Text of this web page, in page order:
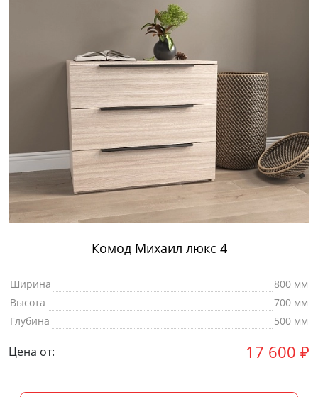
Комод Михаил люкс 4
Ширина
800 мм
Высота
700 мм
Глубина
500 мм
Цена от: 17 600 ₽